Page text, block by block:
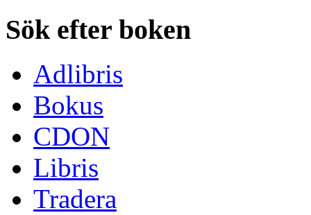
Sök efter boken
Adlibris
Bokus
CDON
Libris
Tradera